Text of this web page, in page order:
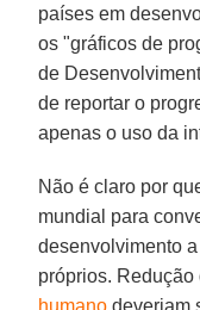
países em
os "gráficos de
de
de reportar o
apenas o uso da
Não é claro por
mundial para
desenvolvimento
próprios.
humano deveriam